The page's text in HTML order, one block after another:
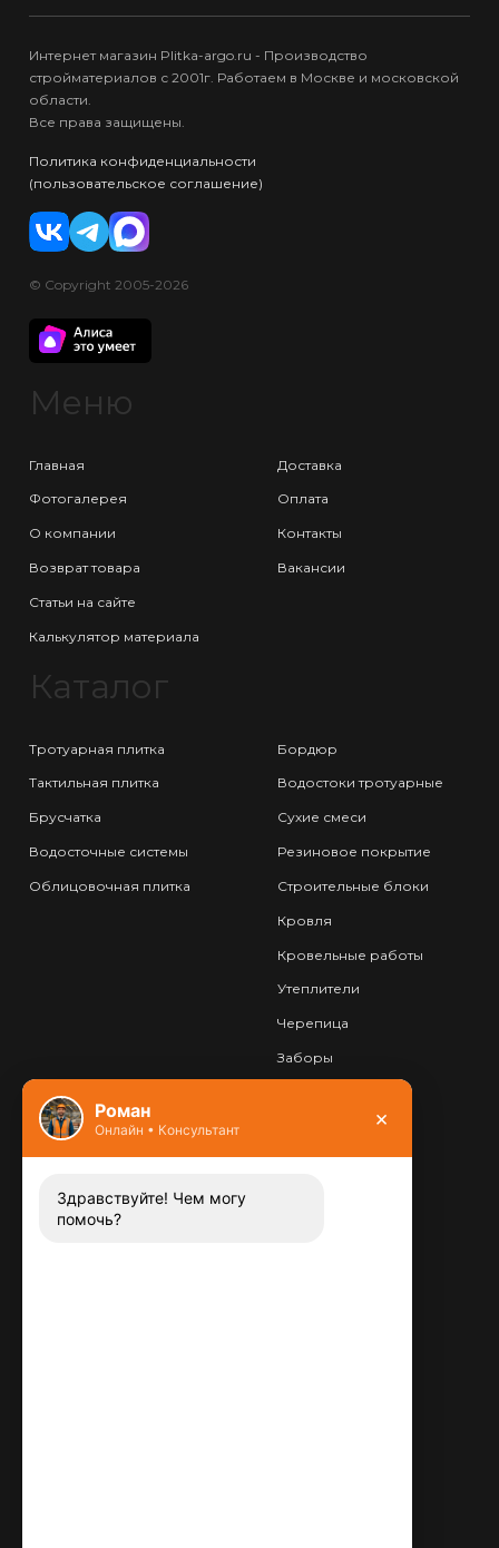
Интернет магазин Plitka-argo.ru - Производство
стройматериалов с 2001г. Работаем в Москве и московской
области.
Все права защищены.
Политика конфиденциальности
(пользовательское соглашение)
© Copyright 2005-2026
Меню
Главная
Фотогалерея
О компании
Возврат товара
Статьи на сайте
Калькулятор материала
Доставка
Оплата
Контакты
Вакансии
Каталог
Тротуарная плитка
Тактильная плитка
Брусчатка
Водосточные системы
Облицовочная плитка
Бордюр
Водостоки тротуарные
Сухие смеси
Резиновое покрытие
Строительные блоки
Кровля
Кровельные работы
Утеплители
Черепица
Заборы
Контакты
Заказать звонок
Роман
Онлайн • Консультант ×
Здравствуйте! Чем могу
помочь?